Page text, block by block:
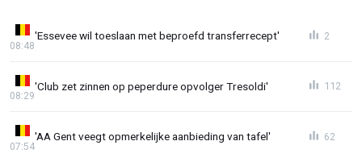
'Essevee wil toeslaan met beproefd transferrecept'
08:48
2
'Club zet zinnen op peperdure opvolger Tresoldi'
08:29
112
'AA Gent veegt opmerkelijke aanbieding van tafel'
07:54
62